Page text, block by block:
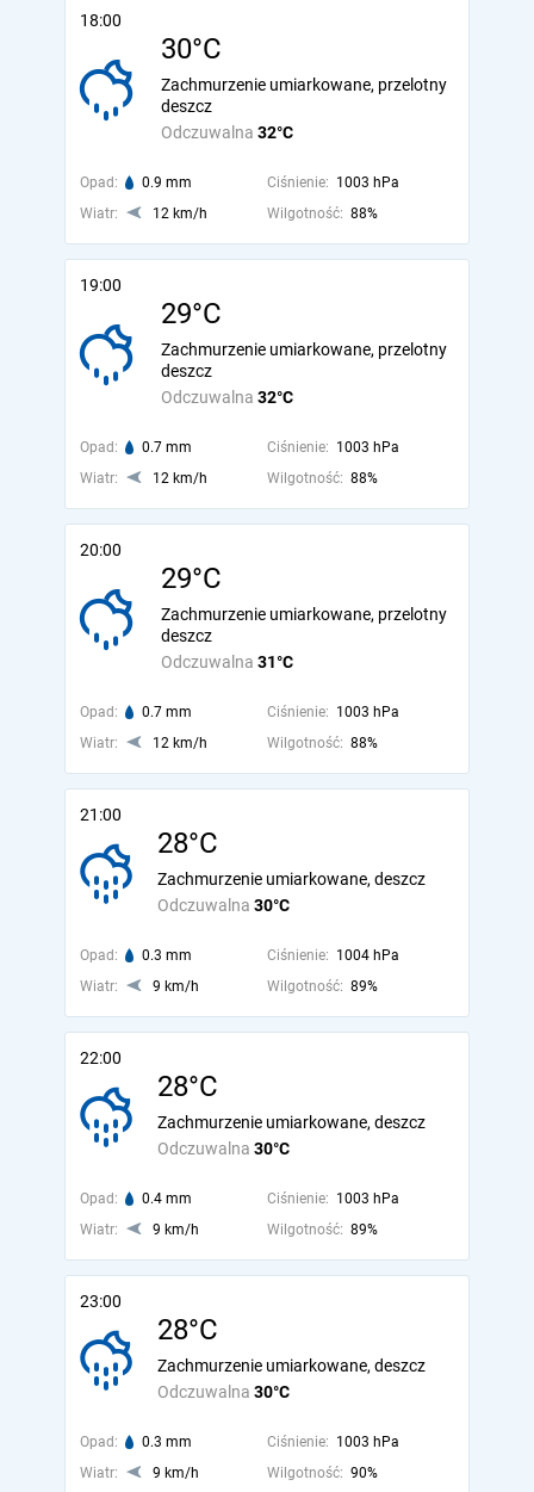
18:00
30°C
Odczuwalna 32°C
Zachmurzenie umiarkowane, przelotny
deszcz
Opad: 0.9 mm Ciśnienie: 1003 hPa
Wiatr:
12 km/h Wilgotność: 88%
19:00
29°C
Odczuwalna 32°C
Zachmurzenie umiarkowane, przelotny
deszcz
Opad: 0.7 mm Ciśnienie: 1003 hPa
Wiatr:
12 km/h Wilgotność: 88%
20:00
29°C
Odczuwalna 31°C
Zachmurzenie umiarkowane, przelotny
deszcz
Opad: 0.7 mm Ciśnienie: 1003 hPa
Wiatr:
12 km/h Wilgotność: 88%
21:00
28°C
Odczuwalna 30°C
Zachmurzenie umiarkowane, deszcz
Opad: 0.3 mm Ciśnienie: 1004 hPa
Wiatr:
9 km/h Wilgotność: 89%
22:00
28°C
Odczuwalna 30°C
Zachmurzenie umiarkowane, deszcz
Opad: 0.4 mm Ciśnienie: 1003 hPa
Wiatr:
9 km/h Wilgotność: 89%
23:00
28°C
Odczuwalna 30°C
Zachmurzenie umiarkowane, deszcz
Opad: 0.3 mm Ciśnienie: 1003 hPa
Wiatr:
9 km/h Wilgotność: 90%